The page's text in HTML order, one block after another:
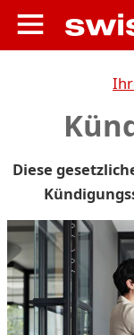
Diese